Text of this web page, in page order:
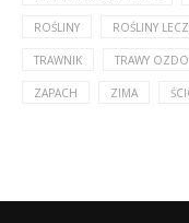
ROŚLINY ROŚLINY
TRAWNIK TRAWY
ZAPACH ZIMA